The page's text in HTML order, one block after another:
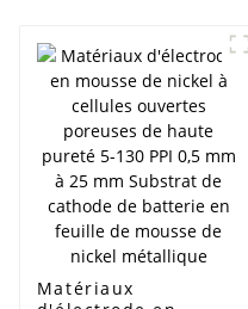
Matériaux